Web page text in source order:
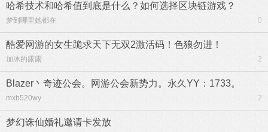
哈希技术和哈希值到底是什么？如何选择区块链游戏？
梦到哪里她都在 0
酷爱网游的女生跪求天下无双2激活码！色狼勿进！
加冰的露露 2
Blazer丶奇迹公会。网游公会新势力。永久YY：1733。
mxb520wy 2
梦幻诛仙婚礼邀请卡发放